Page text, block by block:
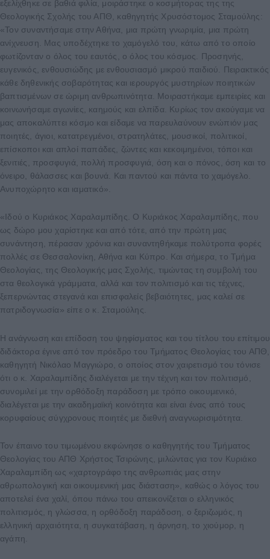
εξελίχθηκε σε βαθιά φιλία, μοιράστηκε ο κοσμήτορας της της
Θεολογικής Σχολής του ΑΠΘ, καθηγητής Χρυσόστομος Σταμούλης:
«Τον συναντήσαμε στην Αθήνα, μια πρώτη γνωριμία, μια πρώτη
ανίχνευση. Μας υποδέχτηκε το χαμόγελό του, κάτω από το οποίο
φωτίζονταν ο όλος του εαυτός, ο όλος του κόσμος. Προσηνής,
ευγενικός, ενθουσιώδης με ενθουσιασμό μικρού παιδιού. Πειρακτικός
κάθε δηθενικής σοβαρότητας και ιερουργός μυστηρίων ποιητικών
βαπτισμένων σε ώριμη ανθρωπινότητα. Μοιραστήκαμε εμπειρίες και
κοινωνήσαμε αγωνίες, καημούς και ελπίδα. Κυρίως τον ακούγαμε να
μας αποκαλύπτει κόσμο και είδαμε να παρευλαύνουν ενώπιόν μας
ποιητές, άγιοι, κατατρεγμένοι, στρατηλάτες, μουσικοί, πολιτικοί,
επίσκοποι και απλοί παπάδες, ζώντες και κεκοιμημένοι, τόποι και
ξενιτιές, προσφυγιά, πολλή προσφυγιά, όση και ο πόνος, όση και το
όνειρο, θάλασσες και βουνά. Και παντού και πάντα το χαμόγελο.
Ανυποχώρητο και ιαματικό».
«Ιδού ο Κυριάκος Χαραλαμπίδης. Ο Κυριάκος Χαραλαμπίδης, που
ως δώρο μου χαρίστηκε και από τότε, από την πρώτη μας
συνάντηση, πέρασαν χρόνια και συναντηθήκαμε πολύτροπα φορές
πολλές σε Θεσσαλονίκη, Αθήνα και Κύπρο. Και σήμερα, το Τμήμα
Θεολογίας, της Θεολογικής μας Σχολής, τιμώντας τη συμβολή του
στα θεολογικά γράμματα, αλλά και τον πολιτισμό και τις τέχνες,
ξεπερνώντας στεγανά και επισφαλείς βεβαιότητες, μας καλεί σε
πατριδογνωσία» είπε ο κ. Σταμούλης.
Η ανάγνωση και επίδοση του ψηφίσματος και του τίτλου του επίτιμου
διδάκτορα έγινε από τον πρόεδρο του Τμήματος Θεολογίας του ΑΠΘ,
καθηγητή Νικόλαο Μαγγιώρο, ο οποίος στον χαιρετισμό του τόνισε
ότι ο κ. Χαραλαμπίδης διαλέγεται με την τέχνη και τον πολιτισμό,
συνομιλεί με την ορθόδοξη παράδοση με τρόπο οικουμενικό,
διαλέγεται με την ακαδημαϊκή κοινότητα και είναι ένας από τους
κορυφαίους σύγχρονους ποιητές με διεθνή αναγνωρισιμότητα.
Τον έπαινο του τιμωμένου εκφώνησε ο καθηγητής του Τμήματος
Θεολογίας του ΑΠΘ Χρήστος Τσιρώνης, μιλώντας για τον Κυριάκο
Χαραλαμπίδη ως «χαρτογράφο της ανθρωπιάς μας στην
αθρωπολογική και οικουμενική μας διάσταση», καθώς ο λόγος του
αποτελεί ένα χαλί, όπου πάνω του απεικονίζεται ο ελληνικός
πολιτισμός, η γλώσσα, η ορθόδοξη παράδοση, ο ξεριζωμός, η
ελληνική αρχαιότητα, η συγκατάβαση, η άρνηση, το χιούμορ, η
αγάπη.